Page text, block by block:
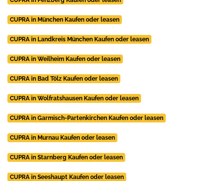
CUPRA in München Kaufen oder leasen
CUPRA in Landkreis München Kaufen oder leasen
CUPRA in Weilheim Kaufen oder leasen
CUPRA in Bad Tölz Kaufen oder leasen
CUPRA in Wolfratshausen Kaufen oder leasen
CUPRA in Garmisch-Partenkirchen Kaufen oder leasen
CUPRA in Murnau Kaufen oder leasen
CUPRA in Starnberg Kaufen oder leasen
CUPRA in Seeshaupt Kaufen oder leasen